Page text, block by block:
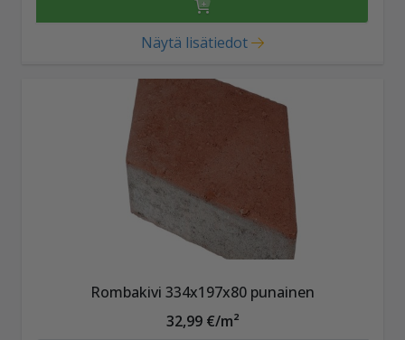
Näytä lisätiedot
Rombakivi 334x197x80 punainen
32,99 €/m²